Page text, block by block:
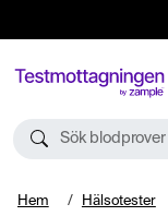
Sök
Hem Hälsotester